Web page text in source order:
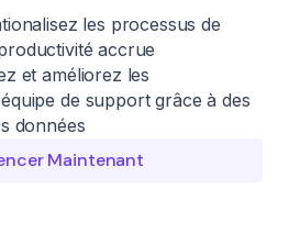
les processus de
accrue
et améliorez les
de support grâce à des
données
Maintenant